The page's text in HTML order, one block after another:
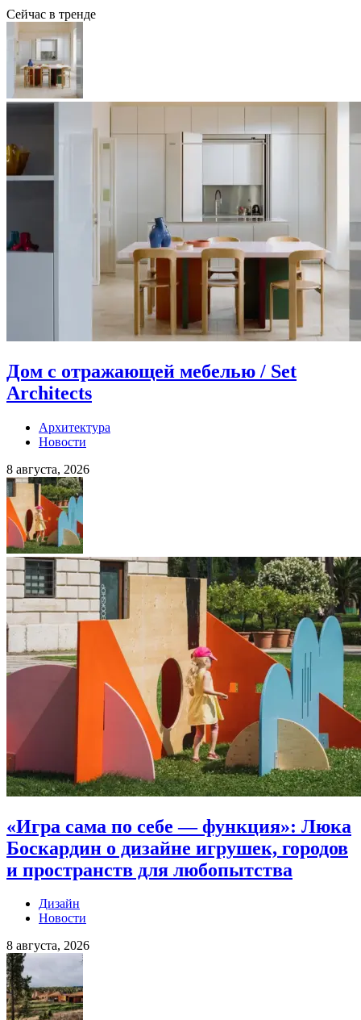
Сейчас в тренде
Дом с отражающей мебелью / Set
Architects
Архитектура
Новости
8 августа, 2026
«Игра сама по себе — функция»: Люка
Боскардин о дизайне игрушек, городов
и пространств для любопытства
Дизайн
Новости
8 августа, 2026